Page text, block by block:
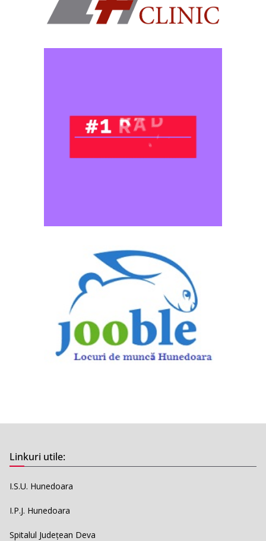
Linkuri utile:
I.S.U. Hunedoara
I.P.J. Hunedoara
Spitalul Județean Deva